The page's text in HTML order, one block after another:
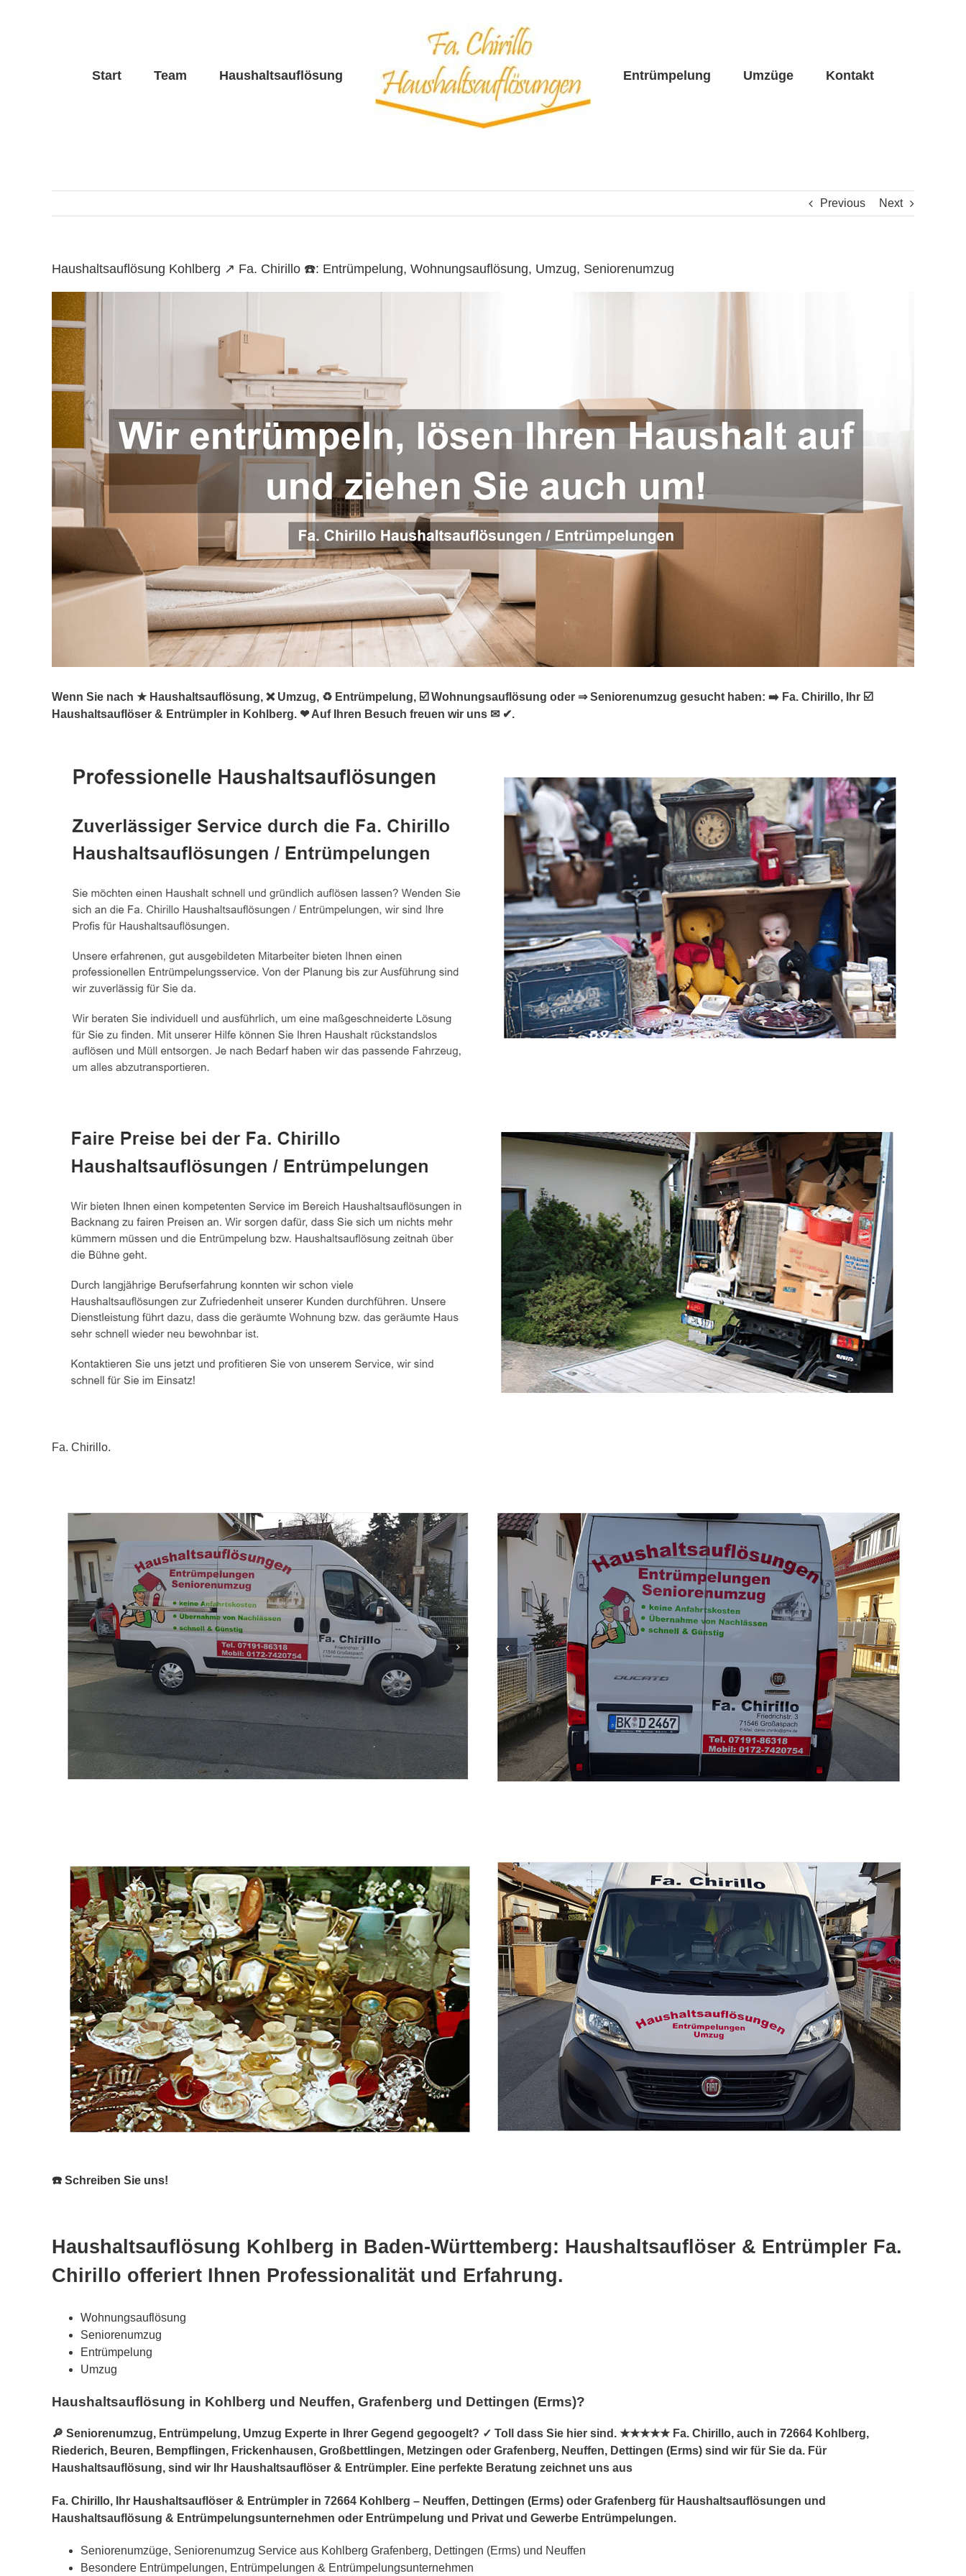
Start Team Haushaltsauflösung Entrümpelung Umzüge Kontakt
Previous Next
Haushaltsauflösung Kohlberg ↗️ Fa. Chirillo ☎️: Entrümpelung, Wohnungsauflösung, Umzug, Seniorenumzug
Wenn Sie nach ★ Haushaltsauflösung, ❌ Umzug, ♻ Entrümpelung, ☑️ Wohnungsauflösung oder ⇒ Seniorenumzug gesucht haben: ➡️ Fa. Chirillo, Ihr ☑️
Haushaltsauflöser & Entrümpler in Kohlberg. ❤ Auf Ihren Besuch freuen wir uns ✉ ✔.
Fa. Chirillo.
☎️ Schreiben Sie uns!
Haushaltsauflösung Kohlberg in Baden-Württemberg: Haushaltsauflöser & Entrümpler Fa.
Chirillo offeriert Ihnen Professionalität und Erfahrung.
Wohnungsauflösung
Seniorenumzug
Entrümpelung
Umzug
Haushaltsauflösung in Kohlberg und Neuffen, Grafenberg und Dettingen (Erms)?
🔎 Seniorenumzug, Entrümpelung, Umzug Experte in Ihrer Gegend gegoogelt? ✓ Toll dass Sie hier sind. ★★★★★ Fa. Chirillo, auch in 72664 Kohlberg,
Riederich, Beuren, Bempflingen, Frickenhausen, Großbettlingen, Metzingen oder Grafenberg, Neuffen, Dettingen (Erms) sind wir für Sie da. Für
Haushaltsauflösung, sind wir Ihr Haushaltsauflöser & Entrümpler. Eine perfekte Beratung zeichnet uns aus
Fa. Chirillo, Ihr Haushaltsauflöser & Entrümpler in 72664 Kohlberg – Neuffen, Dettingen (Erms) oder Grafenberg für Haushaltsauflösungen und
Haushaltsauflösung & Entrümpelungsunternehmen oder Entrümpelung und Privat und Gewerbe Entrümpelungen.
Seniorenumzüge, Seniorenumzug Service aus Kohlberg Grafenberg, Dettingen (Erms) und Neuffen
Besondere Entrümpelungen, Entrümpelungen & Entrümpelungsunternehmen